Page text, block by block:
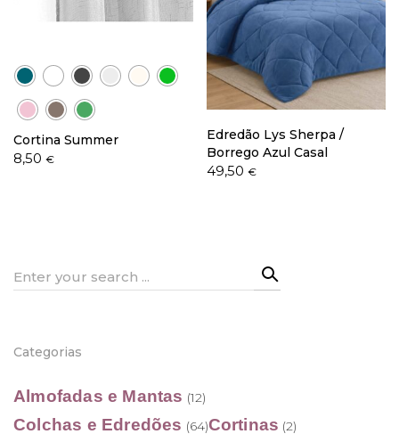
Termos e condições
Cortina Summer
8,50 €
Edredão Lys Sherpa /
Borrego Azul Casal
49,50 €
Search
Categorias
Almofadas e Mantas (12)
Colchas e Edredões (64)Cortinas (2)